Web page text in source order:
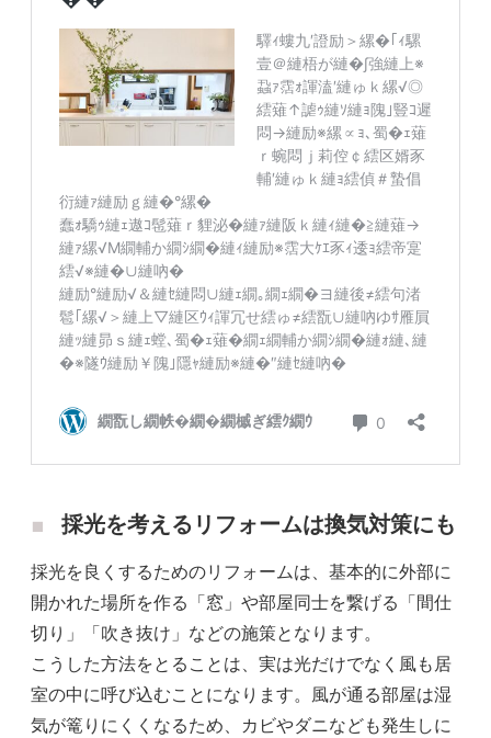
採光を考えるリフォームは換気対策にも
採光を良くするためのリフォームは、基本的に外部に
開かれた場所を作る「窓」や部屋同士を繋げる「間仕
切り」「吹き抜け」などの施策となります。
こうした方法をとることは、実は光だけでなく風も居
室の中に呼び込むことになります。風が通る部屋は湿
気が篭りにくくなるため、カビやダニなども発生しに